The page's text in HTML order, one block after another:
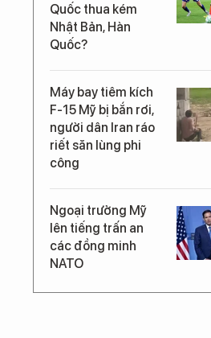
Quốc thua kém
Nhật Bản, Hàn
Quốc?
Máy bay tiêm kích
F-15 Mỹ bị bắn rơi,
người dân Iran ráo
riết săn lùng phi
công
Ngoại trưởng Mỹ
lên tiếng trấn an
các đồng minh
NATO